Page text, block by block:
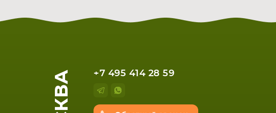
+7 495 414 28 59